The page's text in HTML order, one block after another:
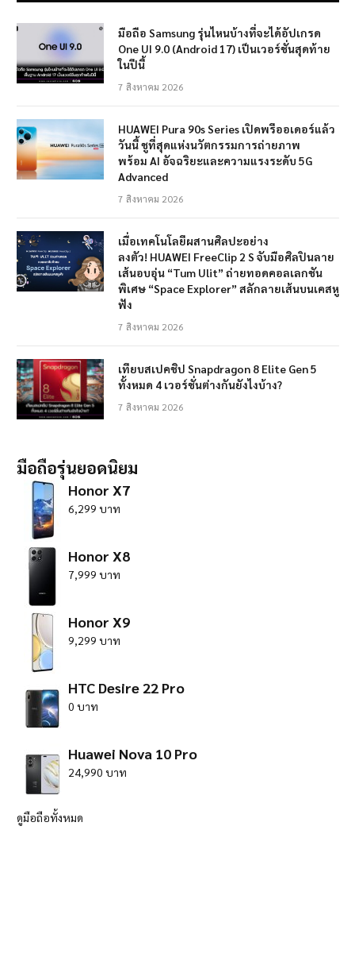
มือถือ Samsung รุ่นไหนบ้างที่จะได้อัปเกรด
One UI 9.0 (Android 17) เป็นเวอร์ชั่นสุดท้าย
ในปีนี้
7 สิงหาคม 2026
HUAWEI Pura 90s Series เปิดพรีออเดอร์แล้ว
วันนี้ ชูที่สุดแห่งนวัตกรรมการถ่ายภาพ
พร้อม AI อัจฉริยะและความแรงระดับ 5G
Advanced
7 สิงหาคม 2026
เมื่อเทคโนโลยีผสานศิลปะอย่าง
ลงตัว! HUAWEI FreeClip 2 S จับมือศิลปินลาย
เส้นอบอุ่น “Tum Ulit” ถ่ายทอดคอลเลกชัน
พิเศษ “Space Explorer” สลักลายเส้นบนเคสหู
ฟัง
7 สิงหาคม 2026
เทียบสเปคชิป Snapdragon 8 Elite Gen 5
ทั้งหมด 4 เวอร์ชั่นต่างกันยังไงบ้าง?
7 สิงหาคม 2026
มือถือรุ่นยอดนิยม
Honor X7
6,299 บาท
Honor X8
7,999 บาท
Honor X9
9,299 บาท
HTC Desire 22 Pro
0 บาท
Huawei Nova 10 Pro
24,990 บาท
ดูมือถือทั้งหมด